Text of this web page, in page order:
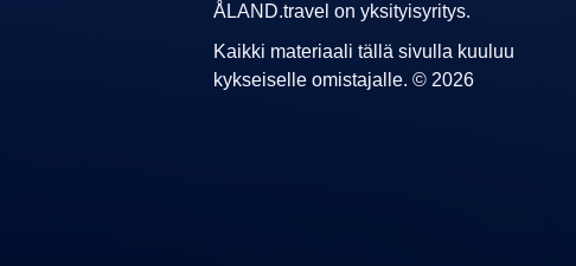
ÅLAND.travel on yksityisyritys.
Kaikki materiaali tällä sivulla kuuluu
kykseiselle omistajalle. © 2026